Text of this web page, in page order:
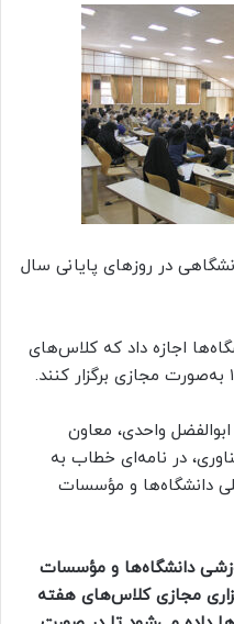
در روزهای پایانی سال
اجازه داد که کلاس‌های
واحدی، معاون
در نامه‌ای خطاب به
دانشگاه‌ها و مؤسسات
دانشگاه‌ها و مؤسسات
مجازی کلاس‌های هفته